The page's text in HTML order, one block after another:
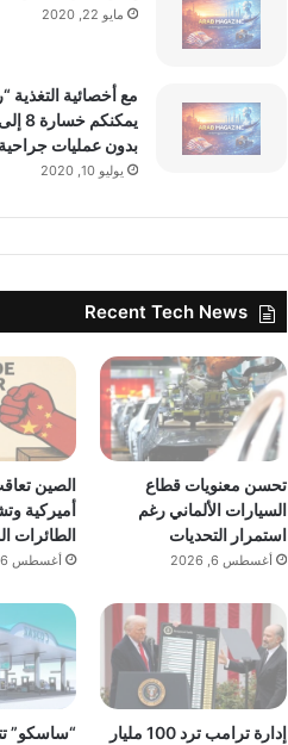
مايو 22, 2020
مع أخصائية التغذية
بدون عمليات جراحية
يوليو 10, 2020
Recent Tech News
تحسن معنويات قطاع
السيارات الألماني رغم
استمرار التحديات
أغسطس 6, 2026
الصين
أميركية
الطائرات
أغسطس 6, 2026
إدارة ترامب ترد 100 مليار
“ساسكو”